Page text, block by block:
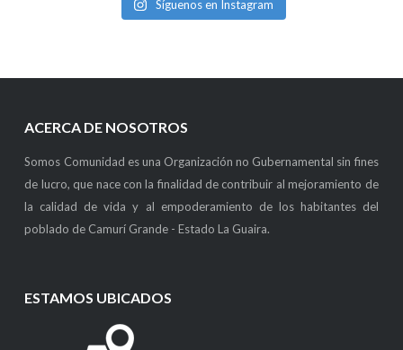
Síguenos en Instagram
ACERCA DE NOSOTROS
Somos Comunidad es una Organización no Gubernamental sin fines
de lucro, que nace con la finalidad de contribuir al mejoramiento de
la calidad de vida y al empoderamiento de los habitantes del
poblado de Camurí Grande - Estado La Guaira.
ESTAMOS UBICADOS